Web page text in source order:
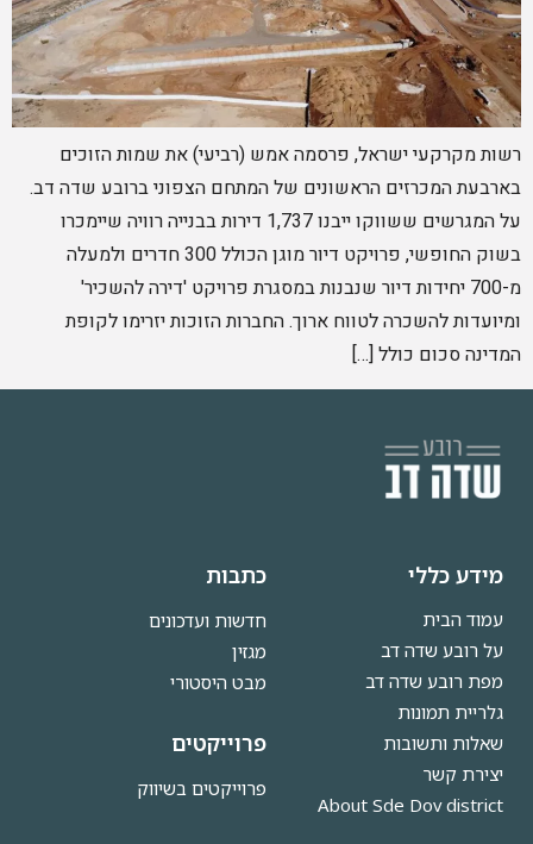
רשות מקרקעי ישראל, פרסמה אמש (רביעי) את שמות הזוכים
בארבעת המכרזים הראשונים של המתחם הצפוני ברובע שדה דב.
על המגרשים ששווקו ייבנו 1,737 דירות בבנייה רוויה שיימכרו
בשוק החופשי, פרויקט דיור מוגן הכולל 300 חדרים ולמעלה
מ-700 יחידות דיור שנבנות במסגרת פרויקט 'דירה להשכיר'
ומיועדות להשכרה לטווח ארוך. החברות הזוכות יזרימו לקופת
המדינה סכום כולל […]
מידע כללי
עמוד הבית
על רובע שדה דב
מפת רובע שדה דב
גלריית תמונות
שאלות ותשובות
יצירת קשר
About Sde Dov district
כתבות
חדשות ועדכונים
מגזין
מבט היסטורי
פרוייקטים
פרוייקטים בשיווק